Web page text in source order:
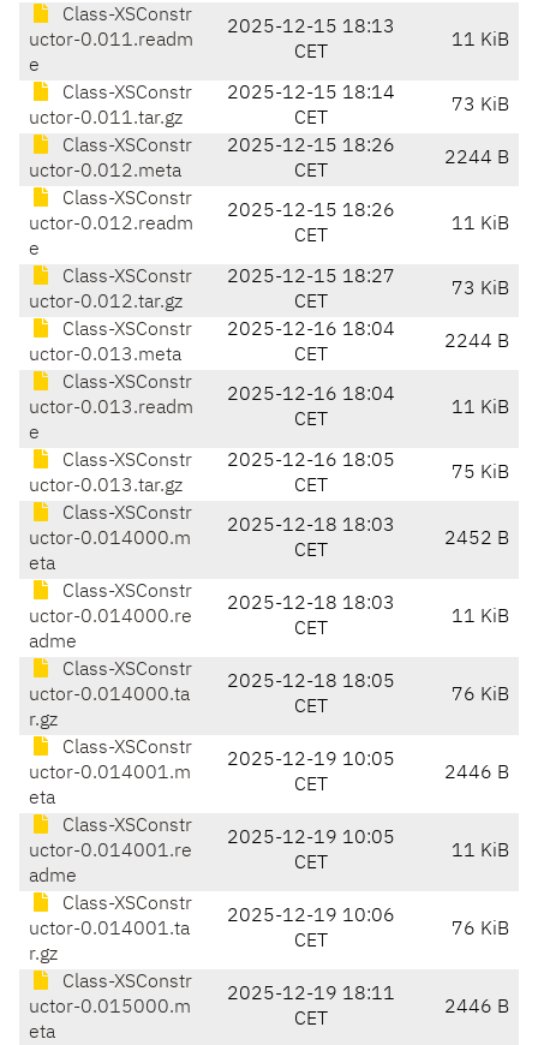
Class-XSConstr
uctor-0.011.readm
e
2025-12-15 18:13
CET
11 KiB
Class-XSConstr
uctor-0.011.tar.gz
2025-12-15 18:14
CET
73 KiB
Class-XSConstr
uctor-0.012.meta
2025-12-15 18:26
CET
2244 B
Class-XSConstr
uctor-0.012.readm
e
2025-12-15 18:26
CET
11 KiB
Class-XSConstr
uctor-0.012.tar.gz
2025-12-15 18:27
CET
73 KiB
Class-XSConstr
uctor-0.013.meta
2025-12-16 18:04
CET
2244 B
Class-XSConstr
uctor-0.013.readm
e
2025-12-16 18:04
CET
11 KiB
Class-XSConstr
uctor-0.013.tar.gz
2025-12-16 18:05
CET
75 KiB
Class-XSConstr
uctor-0.014000.m
eta
2025-12-18 18:03
CET
2452 B
Class-XSConstr
uctor-0.014000.re
adme
2025-12-18 18:03
CET
11 KiB
Class-XSConstr
uctor-0.014000.ta
r.gz
2025-12-18 18:05
CET
76 KiB
Class-XSConstr
uctor-0.014001.m
eta
2025-12-19 10:05
CET
2446 B
Class-XSConstr
uctor-0.014001.re
adme
2025-12-19 10:05
CET
11 KiB
Class-XSConstr
uctor-0.014001.ta
r.gz
2025-12-19 10:06
CET
76 KiB
Class-XSConstr
uctor-0.015000.m
eta
2025-12-19 18:11
CET
2446 B